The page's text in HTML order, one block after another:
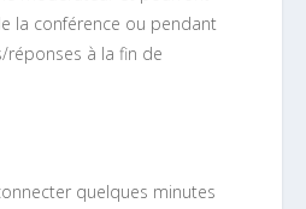
la conférence ou pendant
réponses à la fin de
quelques minutes